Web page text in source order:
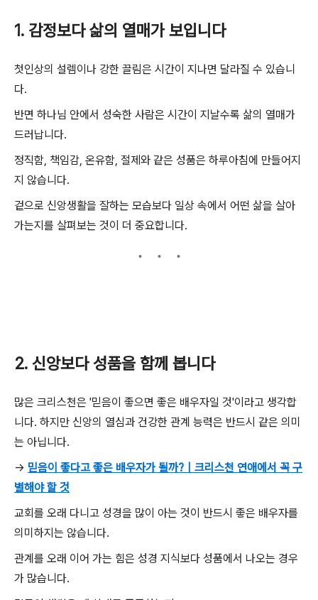
1. 감정보다 삶의 열매가 보입니다
첫인상의 설렘이나 강한 끌림은 시간이 지나면 달라질 수 있습니
다.
반면 하나님 안에서 성숙한 사람은 시간이 지날수록 삶의 열매가
드러납니다.
정직함, 책임감, 온유함, 절제와 같은 성품은 하루아침에 만들어지
지 않습니다.
겉으로 신앙생활을 잘하는 모습보다 일상 속에서 어떤 삶을 살아
가는지를 살펴보는 것이 더 중요합니다.
2. 신앙보다 성품을 함께 봅니다
많은 크리스천은 '믿음이 좋으면 좋은 배우자일 것'이라고 생각합
니다. 하지만 신앙의 열심과 건강한 관계 능력은 반드시 같은 의미
는 아닙니다.
→ 믿음이 좋다고 좋은 배우자가 될까?｜크리스천 연애에서 꼭 구
별해야 할 것
교회를 오래 다니고 성경을 많이 아는 것이 반드시 좋은 배우자를
의미하지는 않습니다.
관계를 오래 이어 가는 힘은 성경 지식보다 성품에서 나오는 경우
가 많습니다.